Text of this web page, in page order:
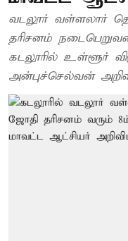
வடலூர் வள்ளலார்
தரிசனம்
கடலூரில் உள்ளூர்
அன்புச்செல்வன்